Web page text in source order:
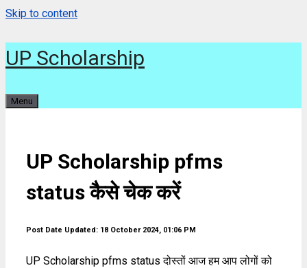
Skip to content
UP Scholarship
Menu
UP Scholarship pfms
status कैसे चेक करें
Post Date Updated: 18 October 2024, 01:06 PM
UP Scholarship pfms status दोस्तों आज हम आप लोगों को